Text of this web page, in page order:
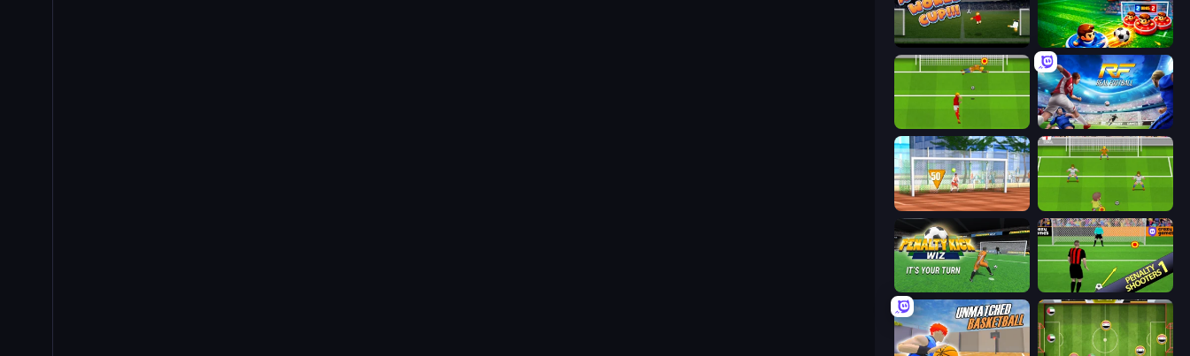
A Small World Cup Soccer Duel
Real Football
Street Freekick 3D Drop Kick: World Cup
Penalty Kick Wiz Penalty Shooters